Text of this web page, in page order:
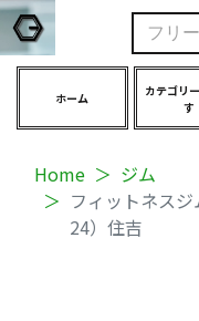
ホーム
カテゴリ
す
Home
ジム
フィットネス
24）住吉